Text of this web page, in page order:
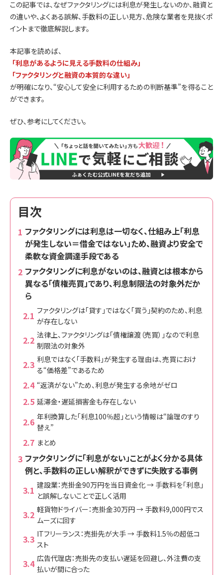
この記事では、なぜファクタリングには利息が発生しないのか、融資と
の違いや、よくある誤解、手数料の正しい見方、危険な業者を見抜くポ
イントまで徹底解説します。
本記事を読めば、
「利息があるように見える手数料の仕組み」
「ファクタリングと融資の本質的な違い」
が明確になり、“安心して安全に利用するための判断基準”を得ること
ができます。
ぜひ、参考にしてください。
目次
ファクタリングには利息は一切なく、仕組み上「利息
が発生しない＝借金ではない」ため、融資より安全で
柔軟な資金調達手段である
ファクタリングに利息がないのは、融資とは根本から
異なる「債権売買」であり、利息制限法の対象外だか
ら
ファクタリングは「貸す」ではなく「買う」契約のため、利息
が存在しない
法律上、ファクタリングは「債権譲渡（売買）」なので利息
制限法の対象外
利息ではなく「手数料」が発生する理由は、売買におけ
る“価格差”であるため
“返済がない”ため、利息が発生する余地がゼロ
延滞金・遅延損害金も存在しない
年利換算した「利息100％超」という情報は“論理のすり
替え”
まとめ
ファクタリングに「利息がない」ことがよく分かる具体
例と、手数料の正しい解釈ができずに失敗する事例
建設業：売掛金90万円を当日資金化 → 手数料を「利息」
と誤解しないことで正しく活用
軽貨物ドライバー：売掛金30万円 → 手数料9,000円でス
ムーズに回す
ITフリーランス：売掛先が大手 → 手数料1.5％の超低コ
スト
広告代理店：売掛先の支払い遅延を回避し、外注費の支
払いが間に合った